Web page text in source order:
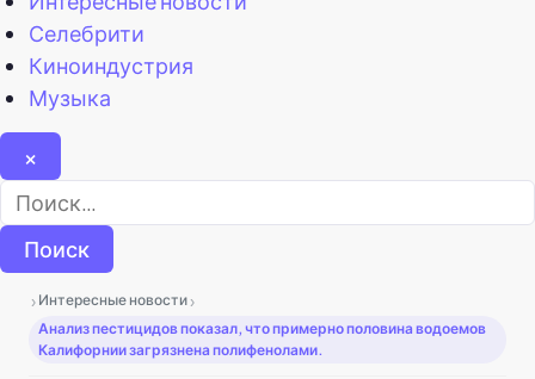
меню
Селебрити
Киноиндустрия
Музыка
×
Найти:
› Интересные новости ›
Анализ пестицидов показал, что примерно половина водоемов
Калифорнии загрязнена полифенолами.